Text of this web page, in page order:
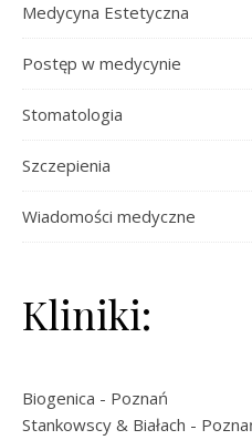
Medycyna Estetyczna
Postęp w medycynie
Stomatologia
Szczepienia
Wiadomości medyczne
Kliniki:
Biogenica - Poznań
Stankowscy & Białach -